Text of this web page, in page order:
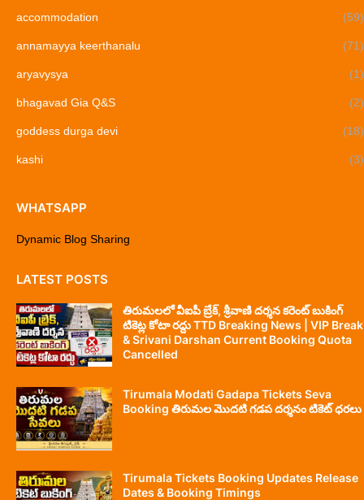
accommodation (59)
annamayya keerthanalu (71)
aryavysya (1)
bhagavad Gia Q&S (2)
goddess durga devi (18)
kashi (3)
WHATSAPP
Dynamic Blog Sharing
LATEST POSTS
తిరుమలలో వీఐపీ బ్రేక్, శ్రీవాణి దర్శన కరెంట్ బుకింగ్
టికెట్ల కోటా రద్దు TTD Breaking News | VIP Break
& Srivani Darshan Current Booking Quota
Cancelled
Tirumala Modati Gadapa Tickets Seva
Booking తిరుమల మొదటి గడప దర్శనం టికెట్ ధరలు
Tirumala Tickets Booking Updates Release
Dates & Booking Timings